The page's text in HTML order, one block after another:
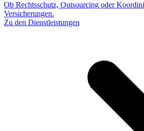
Ob Rechtsschutz, Outsourcing oder
Versicherungen.
Zu den Dienstleistungen